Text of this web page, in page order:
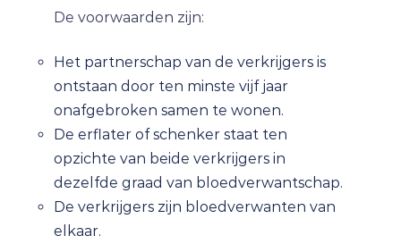
De voorwaarden zijn:
Het partnerschap van de verkrijgers is
ontstaan door ten minste vijf jaar
onafgebroken samen te wonen.
De erflater of schenker staat ten
opzichte van beide verkrijgers in
dezelfde graad van bloedverwantschap.
De verkrijgers zijn bloedverwanten van
elkaar.